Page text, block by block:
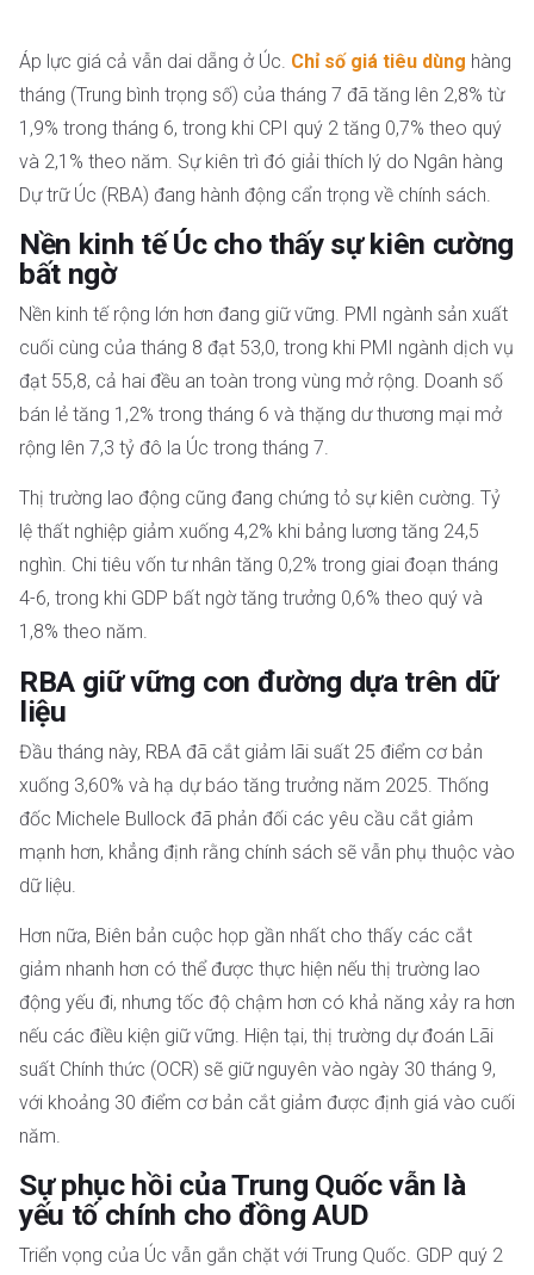
Áp lực giá cả vẫn dai dẵng ở Úc. Chỉ số giá tiêu dùng hàng
tháng (Trung bình trọng số) của tháng 7 đã tăng lên 2,8% từ
1,9% trong tháng 6, trong khi CPI quý 2 tăng 0,7% theo quý
và 2,1% theo năm. Sự kiên trì đó giải thích lý do Ngân hàng
Dự trữ Úc (RBA) đang hành động cẩn trọng về chính sách.
Nền kinh tế Úc cho thấy sự kiên cường
bất ngờ
Nền kinh tế rộng lớn hơn đang giữ vững. PMI ngành sản xuất
cuối cùng của tháng 8 đạt 53,0, trong khi PMI ngành dịch vụ
đạt 55,8, cả hai đều an toàn trong vùng mở rộng. Doanh số
bán lẻ tăng 1,2% trong tháng 6 và thặng dư thương mại mở
rộng lên 7,3 tỷ đô la Úc trong tháng 7.
Thị trường lao động cũng đang chứng tỏ sự kiên cường. Tỷ
lệ thất nghiệp giảm xuống 4,2% khi bảng lương tăng 24,5
nghìn. Chi tiêu vốn tư nhân tăng 0,2% trong giai đoạn tháng
4-6, trong khi GDP bất ngờ tăng trưởng 0,6% theo quý và
1,8% theo năm.
RBA giữ vững con đường dựa trên dữ
liệu
Đầu tháng này, RBA đã cắt giảm lãi suất 25 điểm cơ bản
xuống 3,60% và hạ dự báo tăng trưởng năm 2025. Thống
đốc Michele Bullock đã phản đối các yêu cầu cắt giảm
mạnh hơn, khẳng định rằng chính sách sẽ vẫn phụ thuộc vào
dữ liệu.
Hơn nữa, Biên bản cuộc họp gần nhất cho thấy các cắt
giảm nhanh hơn có thể được thực hiện nếu thị trường lao
động yếu đi, nhưng tốc độ chậm hơn có khả năng xảy ra hơn
nếu các điều kiện giữ vững. Hiện tại, thị trường dự đoán Lãi
suất Chính thức (OCR) sẽ giữ nguyên vào ngày 30 tháng 9,
với khoảng 30 điểm cơ bản cắt giảm được định giá vào cuối
năm.
Sự phục hồi của Trung Quốc vẫn là
yếu tố chính cho đồng AUD
Triển vọng của Úc vẫn gắn chặt với Trung Quốc. GDP quý 2